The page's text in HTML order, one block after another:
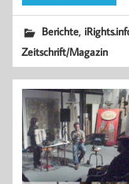
Berichte,
Zeitschrift/Magazin